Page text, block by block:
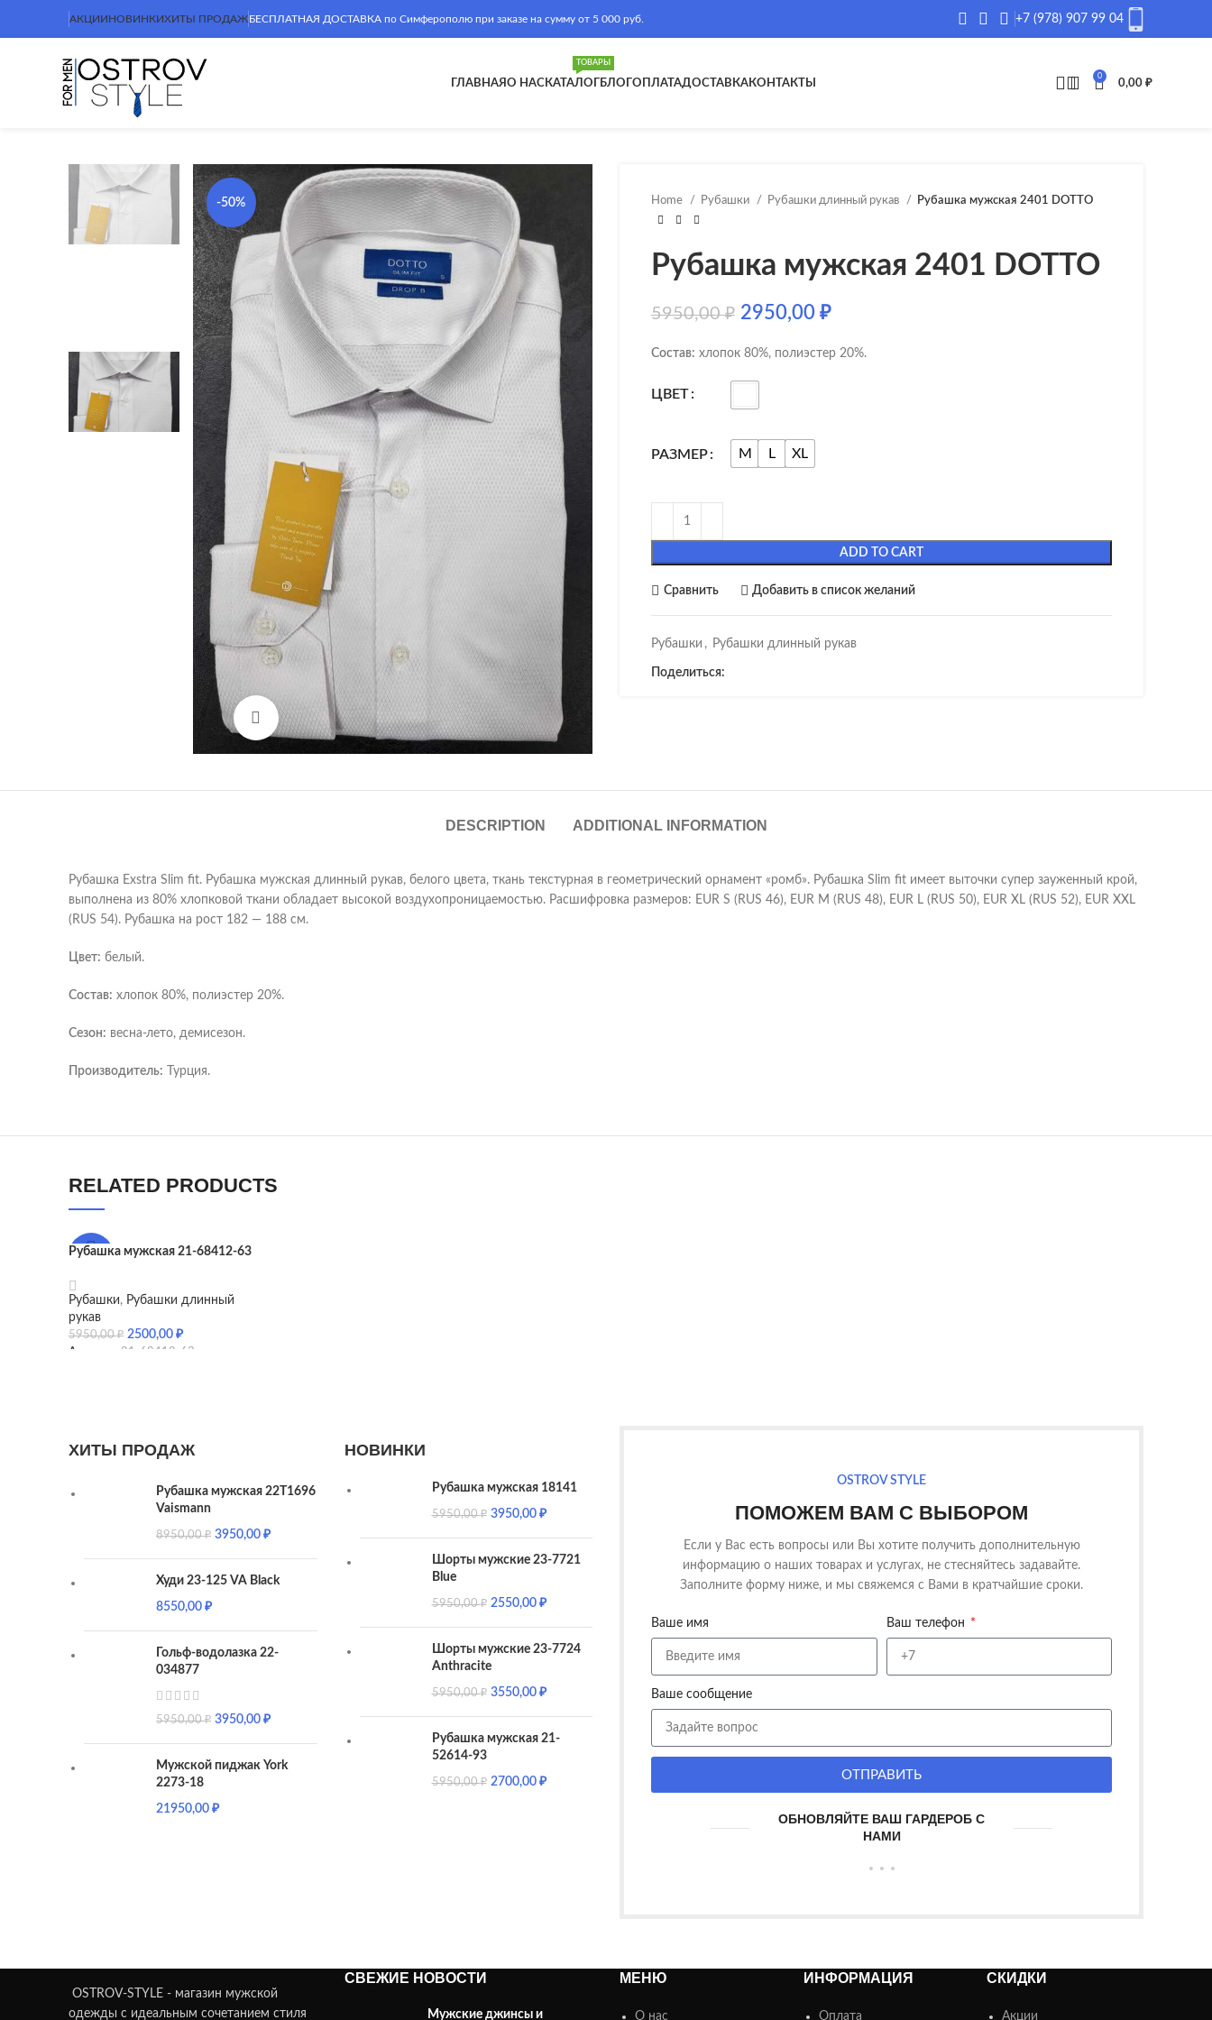
АКЦИИНОВИНКИХИТЫ ПРОДАЖБЕСПЛАТНАЯ ДОСТАВКА по Симферополю при заказе на сумму от 5 000 руб. +7 (978) 907 99 04
ГЛАВНАЯ О НАСКАТАЛОГ
ТОВАРЫ
БЛОГОПЛАТАДОСТАВКАКОНТАКТЫ
0
0,00 ₽
-50%
Нажмите, чтобы увеличить
Home Рубашки Рубашки длинный рукав Рубашка мужская 2401 DOTTO
Рубашка мужская 2401 DOTTO
5950,00₽ 2950,00 ₽
Состав: хлопок 80%, полиэстер 20%.
ЦВЕТ
РАЗМЕР M L XL
ADD TO CART
Сравнить Добавить в список желаний
Рубашки , Рубашки длинный рукав
Поделиться:
DESCRIPTION ADDITIONAL INFORMATION
Рубашка Exstra Slim fit. Рубашка мужская длинный рукав, белого цвета, ткань текстурная в геометрический орнамент «ромб». Рубашка Slim fit имеет выточки супер зауженный крой,
выполнена из 80% хлопковой ткани обладает высокой воздухопроницаемостью. Расшифровка размеров: EUR S (RUS 46), EUR M (RUS 48), EUR L (RUS 50), EUR XL (RUS 52), EUR XXL
(RUS 54). Рубашка на рост 182 — 188 см.
Цвет: белый.
Состав: хлопок 80%, полиэстер 20%.
Сезон: весна-лето, демисезон.
Производитель: Турция.
RELATED PRODUCTS
-58%
Рубашка мужская 21-68412-63
Рубашки, Рубашки длинный
рукав
5950,00₽ 2500,00 ₽
Артикул: 21-68412-63
ХИТЫ ПРОДАЖ
Рубашка мужская 22T1696
Vaismann
8950,00₽ 3950,00 ₽
Худи 23-125 VA Black
8550,00 ₽
Гольф-водолазка 22-
034877
5950,00₽ 3950,00 ₽
Мужской пиджак York
2273-18
21950,00 ₽
НОВИНКИ
Рубашка мужская 18141
5950,00₽ 3950,00 ₽
Шорты мужские 23-7721
Blue
5950,00₽ 2550,00 ₽
Шорты мужские 23-7724
Anthracite
5950,00₽ 3550,00 ₽
Рубашка мужская 21-
52614-93
5950,00₽ 2700,00 ₽
OSTROV STYLE
ПОМОЖЕМ ВАМ С ВЫБОРОМ
Если у Вас есть вопросы или Вы хотите получить дополнительную
информацию о наших товарах и услугах, не стесняйтесь задавайте.
Заполните форму ниже, и мы свяжемся с Вами в кратчайшие сроки.
Ваше имя Ваш телефон
Ваше сообщение
ОТПРАВИТЬ
ОБНОВЛЯЙТЕ ВАШ ГАРДЕРОБ С
НАМИ
OSTROV-STYLE - магазин мужской
одежды с идеальным сочетанием стиля
СВЕЖИЕ НОВОСТИ
Мужские джинсы и
МЕНЮ
О нас
ИНФОРМАЦИЯ
Оплата
СКИДКИ
Акции